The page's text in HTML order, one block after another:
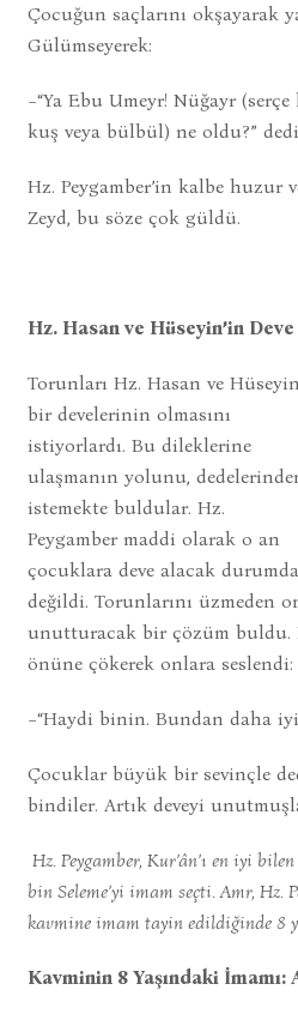
Çocuğun saçlarını okşayarak
Gülümseyerek:
−“Ya Ebu Umeyr! Nüğayr
kuş veya bülbül) ne oldu?” dedi.
Hz. Peygamber’in kalbe huzur
Zeyd, bu söze çok güldü.
Hz. Hasan ve Hüseyin’in
Torunları Hz. Hasan ve
bir develerinin olmasını
istiyorlardı. Bu dileklerine
ulaşmanın yolunu,
istemekte buldular. Hz.
Peygamber maddi olarak o an
çocuklara deve alacak durumda
değildi. Torunlarını üzmeden
unutturacak bir çözüm buldu.
önüne çökerek onlara seslendi:
−“Haydi binin. Bundan daha
Çocuklar büyük bir sevinçle
bindiler. Artık deveyi
Hz. Peygamber, Kur’ân’ı en iyi
bin Seleme’yi imam seçti. Amr, Hz.
kavmine imam tayin edildiğinde 8
Kavminin 8 Yaşındaki İmamı: